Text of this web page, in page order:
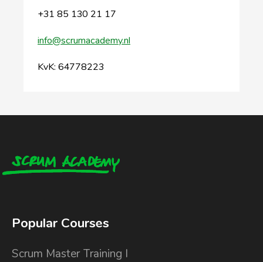
+31 85 130 21 17
info@scrumacademy.nl
KvK: 64778223
Popular Courses
Scrum Master Training I